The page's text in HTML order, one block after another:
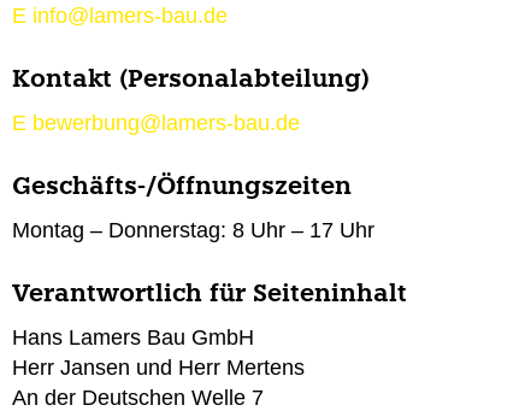
E info@lamers-bau.de
Kontakt (Personalabteilung)
E bewerbung@lamers-bau.de
Geschäfts-/Öffnungszeiten
Montag – Donnerstag: 8 Uhr – 17 Uhr
Verantwortlich für Seiteninhalt
Hans Lamers Bau GmbH
Herr Jansen und Herr Mertens
An der Deutschen Welle 7